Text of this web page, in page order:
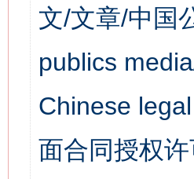
文/文章/中国
publics
Chinese
面合同授权